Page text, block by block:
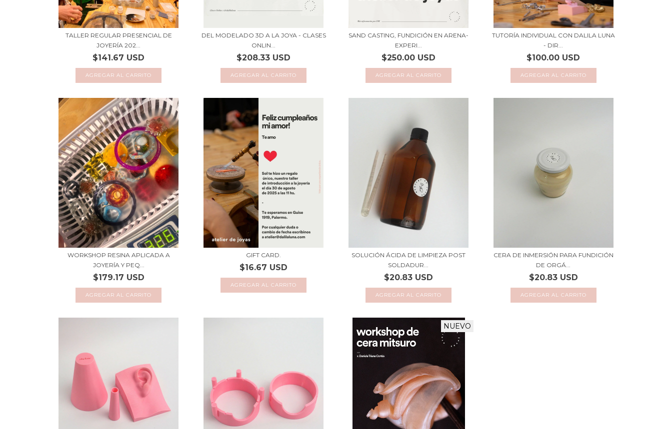
TALLER REGULAR PRESENCIAL DE
JOYERÍA 202...
$141.67 USD
AGREGAR AL CARRITO
DEL MODELADO 3D A LA JOYA - CLASES
ONLIN...
$208.33 USD
AGREGAR AL CARRITO
SAND CASTING, FUNDICIÓN EN ARENA-
EXPERI...
$250.00 USD
AGREGAR AL CARRITO
TUTORÍA INDIVIDUAL CON DALILA LUNA
- DIR...
$100.00 USD
WORKSHOP RESINA APLICADA A
JOYERÍA Y PEQ...
$179.17 USD
AGREGAR AL CARRITO
GIFT CARD.
$16.67 USD
AGREGAR AL CARRITO
SOLUCIÓN ÁCIDA DE LIMPIEZA POST
SOLDADUR...
$20.83 USD
CERA DE INMERSIÓN PARA FUNDICIÓN
DE ORGÁ...
$20.83 USD
NUEVO